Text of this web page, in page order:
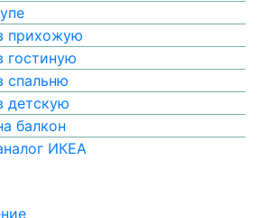
прихожую
спальню
детскую
балкон
ИКЕА